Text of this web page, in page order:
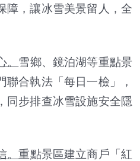
障，讓冰雪美景留人，全
雪鄉、鏡泊湖等重點景
聯合執法「每日一檢」，
同步排查冰雪設施安全隱
。重點景區建立商戶「紅